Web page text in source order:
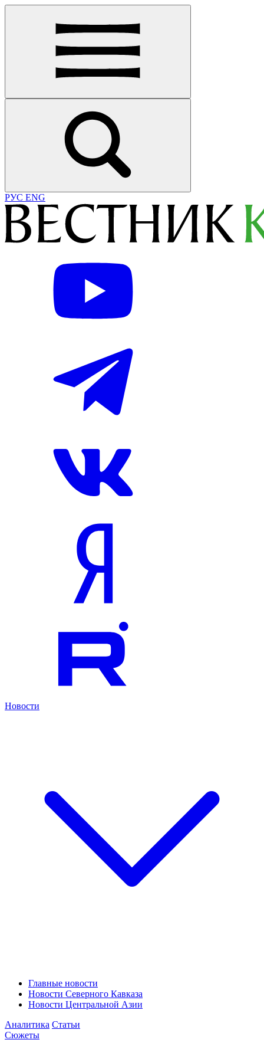
РУС ENG
Новости
Главные новости
Новости Северного Кавказа
Новости Центральной Азии
Аналитика Статьи
Сюжеты